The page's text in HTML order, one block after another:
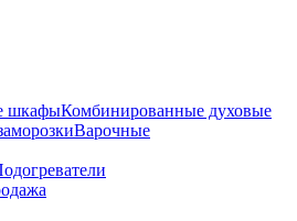
шкафыКомбинированные духовые
Варочные